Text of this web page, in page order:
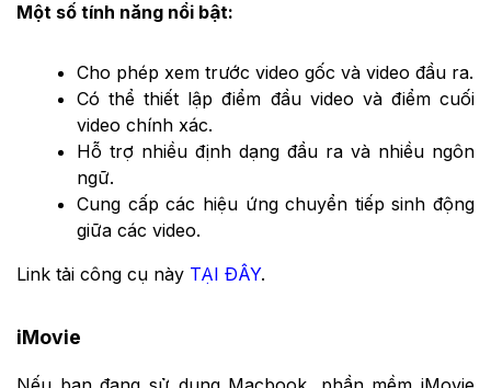
Một số tính năng nổi bật:
Cho phép xem trước video gốc và video đầu ra.
Có thể thiết lập điểm đầu video và điểm cuối
video chính xác.
Hỗ trợ nhiều định dạng đầu ra và nhiều ngôn
ngữ.
Cung cấp các hiệu ứng chuyển tiếp sinh động
giữa các video.
Link tải công cụ này TẠI ĐÂY.
iMovie